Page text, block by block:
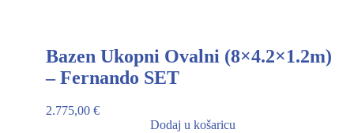
Bazen Ukopni Ovalni (8×4.2×1.2m)
– Fernando SET
2.775,00 €
Dodaj u košaricu